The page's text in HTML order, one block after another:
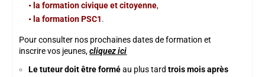
• la formation civique et citoyenne,
• la formation PSC1.
Pour consulter nos prochaines dates de formation et
inscrire vos jeunes, cliquez ici
Le tuteur doit être forméau plus tardtrois mois après